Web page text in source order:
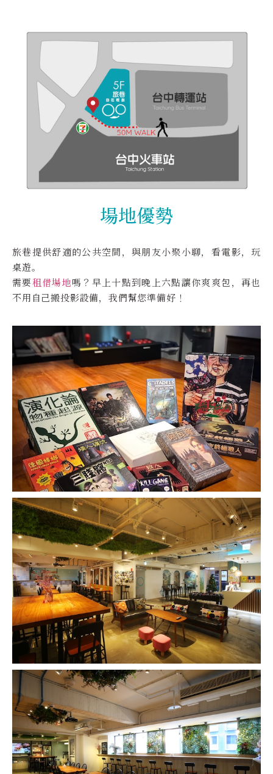
場地優勢
旅巷提供舒適的公共空間，與朋友小聚小聊，看電影，玩
桌遊。
需要租借場地嗎？早上十點到晚上六點讓你爽爽包，再也
不用自己搬投影設備，我們幫您準備好！